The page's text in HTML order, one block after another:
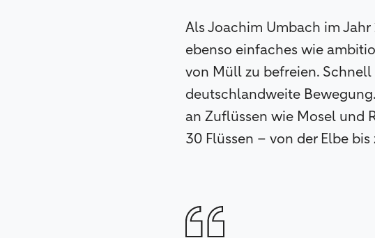
Als Joachim Umbach im Jahr
ebenso einfaches wie
von Müll zu befreien.
deutschlandweite
an Zuflüssen wie Mosel und
30 Flüssen – von der Elbe